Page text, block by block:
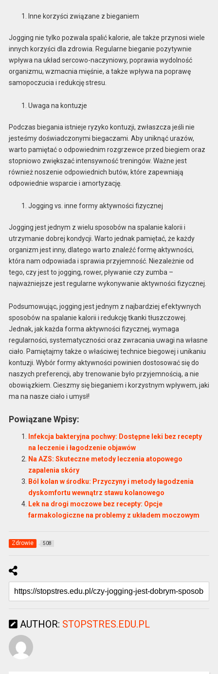
Inne korzyści związane z bieganiem
Jogging nie tylko pozwala spalić kalorie, ale także przynosi wiele
innych korzyści dla zdrowia. Regularne bieganie pozytywnie
wpływa na układ sercowo-naczyniowy, poprawia wydolność
organizmu, wzmacnia mięśnie, a także wpływa na poprawę
samopoczucia i redukcję stresu.
Uwaga na kontuzje
Podczas biegania istnieje ryzyko kontuzji, zwłaszcza jeśli nie
jesteśmy doświadczonymi biegaczami. Aby uniknąć urazów,
warto pamiętać o odpowiednim rozgrzewce przed biegiem oraz
stopniowo zwiększać intensywność treningów. Ważne jest
również noszenie odpowiednich butów, które zapewniają
odpowiednie wsparcie i amortyzację.
Jogging vs. inne formy aktywności fizycznej
Jogging jest jednym z wielu sposobów na spalanie kalorii i
utrzymanie dobrej kondycji. Warto jednak pamiętać, że każdy
organizm jest inny, dlatego warto znaleźć formę aktywności,
która nam odpowiada i sprawia przyjemność. Niezależnie od
tego, czy jest to jogging, rower, pływanie czy zumba –
najważniejsze jest regularne wykonywanie aktywności fizycznej.
Podsumowując, jogging jest jednym z najbardziej efektywnych
sposobów na spalanie kalorii i redukcję tkanki tłuszczowej.
Jednak, jak każda forma aktywności fizycznej, wymaga
regularności, systematyczności oraz zwracania uwagi na własne
ciało. Pamiętajmy także o właściwej technice biegowej i unikaniu
kontuzji. Wybór formy aktywności powinien dostosować się do
naszych preferencji, aby trenowanie było przyjemnością, a nie
obowiązkiem. Cieszmy się bieganiem i korzystnym wpływem, jaki
ma na nasze ciało i umysł!
Powiązane Wpisy:
Infekcja bakteryjna pochwy: Dostępne leki bez recepty
na leczenie i łagodzenie objawów
Na AZS: Skuteczne metody leczenia atopowego
zapalenia skóry
Ból kolan w środku: Przyczyny i metody łagodzenia
dyskomfortu wewnątrz stawu kolanowego
Lek na drogi moczowe bez recepty: Opcje
farmakologiczne na problemy z układem moczowym
Zdrowie 508
AUTHOR: STOPSTRES.EDU.PL